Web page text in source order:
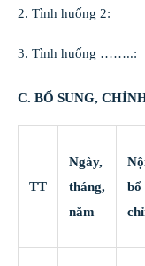
2. Tình huống 2:
3. Tình huống ……..:
C. BỔ SUNG,
TT
Ngày,
tháng,
năm
bổ